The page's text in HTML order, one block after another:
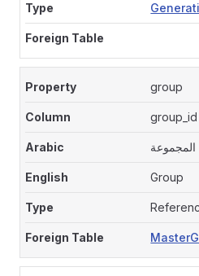
group
group_id
المجموعة
Group